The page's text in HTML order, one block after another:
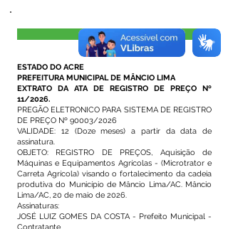
Visualizar
ESTADO DO ACRE
PREFEITURA MUNICIPAL DE MÂNCIO LIMA
EXTRATO DA ATA DE REGISTRO DE PREÇO Nº
11/2026.
PREGÃO ELETRONICO PARA SISTEMA DE REGISTRO
DE PREÇO Nº 90003/2026
VALIDADE: 12 (Doze meses) a partir da data de
assinatura.
OBJETO: REGISTRO DE PREÇOS, Aquisição de
Máquinas e Equipamentos Agrícolas - (Microtrator e
Carreta Agrícola) visando o fortalecimento da cadeia
produtiva do Município de Mâncio Lima/AC. Mâncio
Lima/AC, 20 de maio de 2026.
Assinaturas:
JOSÉ LUIZ GOMES DA COSTA - Prefeito Municipal -